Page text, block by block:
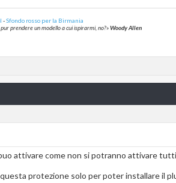
-Sfondo rosso per la Birmania
prendere un modello a cui ispirarmi, no?»Woody Allen
attivare come non si potranno attivare
protezione solo per poter installare il